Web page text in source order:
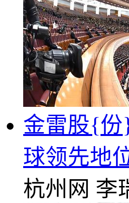
金雷股{份
球领先地
杭州网 李